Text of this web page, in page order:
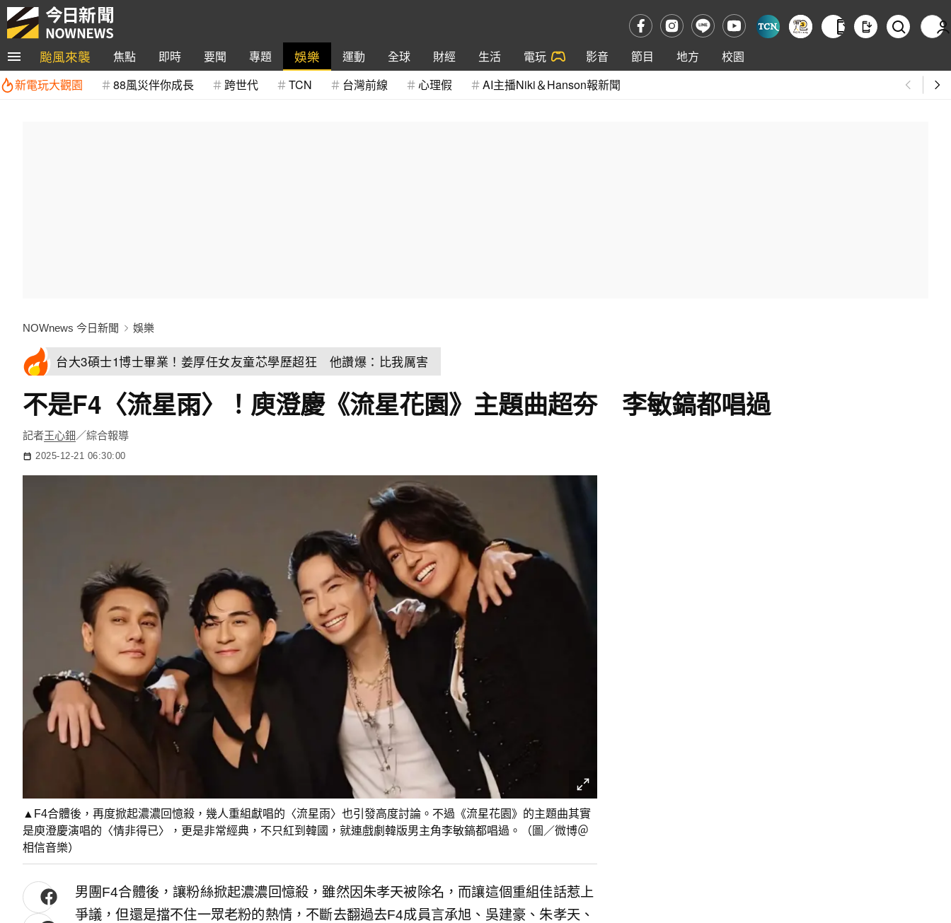
颱風來襲 焦點 即時 要聞 專題 娛樂 運動 全球 財經 生活 電玩 影音 節目 地方
校園
新電玩大觀園
88風災伴你成長 跨世代 TCN 台灣前線 心理假 AI主播Niki＆Hanson報新聞
NOWnews 今日新聞 娛樂
台大3碩士1博士畢業！姜厚任女友童芯學歷超狂 他讚爆：比我厲害
不是F4〈流星雨〉！庾澄慶《流星花園》主題曲超夯 李敏鎬都唱過
記者王心鈿 ／綜合報導
2025-12-21 06:30:00
▲F4合體後，再度掀起濃濃回憶殺，幾人重組獻唱的〈流星雨〉也引發高度討論。不過《流星花園》的主題曲其實
是庾澄慶演唱的〈情非得已〉，更是非常經典，不只紅到韓國，就連戲劇韓版男主角李敏鎬都唱過。（圖／微博＠
相信音樂）
男團F4合體後，讓粉絲掀起濃濃回憶殺，雖然因朱孝天被除名，而讓這個重組佳話惹上
爭議，但還是擋不住一眾老粉的熱情，不斷去翻過去F4成員言承旭、吳建豪、朱孝天、